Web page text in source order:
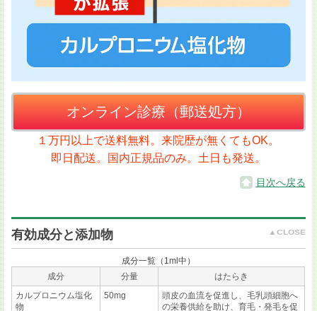
オンライン診療（郵送処方）
１万円以上で送料無料。来院歴が無くてもOK。
即日配送。国内正規品のみ。土日も発送。
目次へ戻る
有効成分と添加物
成分一覧（1ml中）
成分
分量
はたらき
カルプロニウム塩化
物
50mg
頭皮の血流を促進し、毛乳頭細胞へ
の栄養供給を助け、育毛・発毛を促